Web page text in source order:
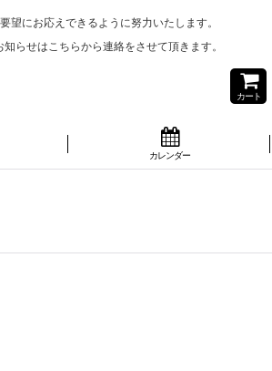
にお応えできるように努力いたします。
らせはこちらから連絡をさせて頂きます。
カート
カレンダー